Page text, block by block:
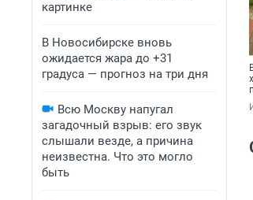
картинке
В Новосибирске вновь
ожидается жара до +31
градуса — прогноз на три дня
Всю Москву напугал
загадочный взрыв: его звук
слышали везде, а причина
неизвестна. Что это могло
быть